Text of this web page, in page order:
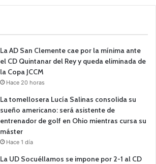
La AD San Clemente cae por la mínima ante
el CD Quintanar del Rey y queda eliminada de
la Copa JCCM
Hace 20 horas
La tomellosera Lucía Salinas consolida su
sueño americano: será asistente de
entrenador de golf en Ohio mientras cursa su
máster
Hace 1 día
La UD Socuéllamos se impone por 2-1 al CD